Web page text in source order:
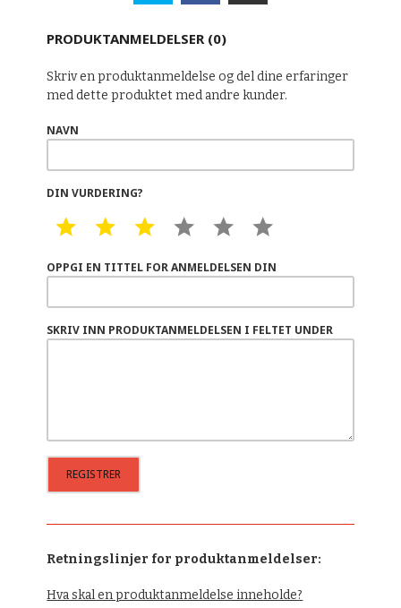
PRODUKTANMELDELSER (0)
Skriv en produktanmeldelse og del dine erfaringer
med dette produktet med andre kunder.
NAVN
DIN VURDERING?
1 STAR2 STAR3 STAR4 STAR5 STAR
OPPGI EN TITTEL FOR ANMELDELSEN DIN
SKRIV INN PRODUKTANMELDELSEN I FELTET UNDER
Retningslinjer for produktanmeldelser:
Hva skal en produktanmeldelse inneholde?